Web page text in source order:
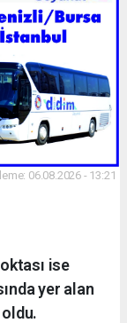
06.08.2026 - 13:21
ise
yer alan